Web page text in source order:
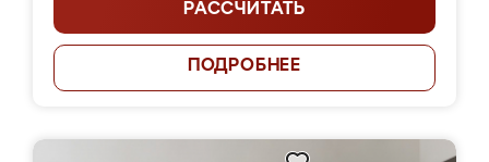
РАССЧИТАТЬ
ПОДРОБНЕЕ